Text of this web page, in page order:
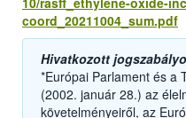
coord_20211004_sum.pdf
Hivatkozott
*Európai Parlament és a
(2002. január 28.) az
követelményeiről, az